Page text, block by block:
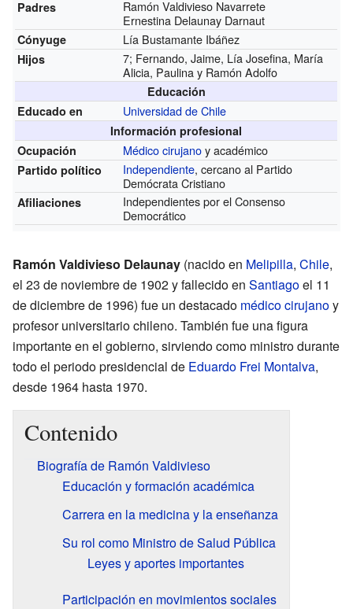
Padres
Ramón Valdivieso Navarrete
Ernestina Delaunay Darnaut
Cónyuge Lía Bustamante Ibáñez
Hijos
7; Fernando, Jaime, Lía Josefina, María
Alicia, Paulina y Ramón Adolfo
Educación
Educado en
Universidad de Chile
Información profesional
Ocupación
Médico cirujanoy académico
Partido político Independiente, cercano al Partido
Demócrata Cristiano
Afiliaciones
Independientes por el Consenso
Democrático
Ramón Valdivieso Delaunay (nacido en Melipilla, Chile,
el 23 de noviembre de 1902 y fallecido en Santiagoel 11
de diciembre de 1996) fue un destacado médico cirujanoy
profesor universitario chileno. También fue una figura
importante en el gobierno, sirviendo como ministro durante
todo el periodo presidencial de Eduardo Frei Montalva,
desde 1964 hasta 1970.
Contenido
Biografía de Ramón Valdivieso
Educación y formación académica
Carrera en la medicina y la enseñanza
Su rol como Ministro de Salud Pública
Leyes y aportes importantes
Participación en movimientos sociales